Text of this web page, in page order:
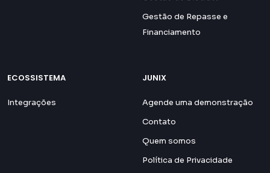
Gestão de Repasse e
Financiamento
ECOSSISTEMA
Integrações
JUNIX
Agende uma demonstração
Contato
Quem somos
Política de Privacidade